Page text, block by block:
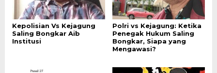
Kepolisian Vs Kejagung
Saling Bongkar Aib
Institusi
Polri vs Kejagung: Ketika
Penegak Hukum Saling
Bongkar, Siapa yang
Mengawasi?